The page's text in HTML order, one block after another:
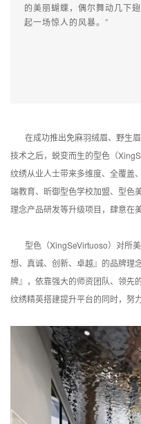
的美丽蝴蝶，偶尔舞动几下
起一场惊人的风暴。”
在成功推出免麻羽绒眉、野生眉
技术之后，蜕变而生的型色（
纹绣从业人士带来多维度、全覆盖
端教育、昕御型色学校加盟、型色
理念产品研发等升级项目，肆意在
型色（XingSeVirtuoso）对所美
想、真诚、创新、卓越』的品牌理
牌』，依靠强大的师资团队、领先
纹绣精英搭建提升平台的同时，努